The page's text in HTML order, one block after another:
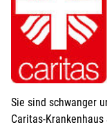
Sie sind schwanger
Caritas-